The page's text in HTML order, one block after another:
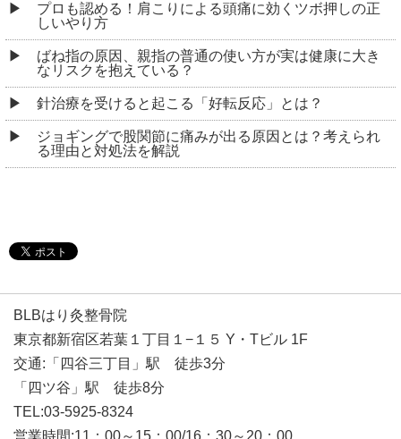
プロも認める！肩こりによる頭痛に効くツボ押しの正
しいやり方
ばね指の原因、親指の普通の使い方が実は健康に大き
なリスクを抱えている？
針治療を受けると起こる「好転反応」とは？
ジョギングで股関節に痛みが出る原因とは？考えられ
る理由と対処法を解説
BLBはり灸整骨院
東京都新宿区若葉１丁目１−１５ Y・Tビル 1F
交通:「四谷三丁目」駅 徒歩3分
「四ツ谷」駅 徒歩8分
TEL:03-5925-8324
営業時間:11：00～15：00/16：30～20：00